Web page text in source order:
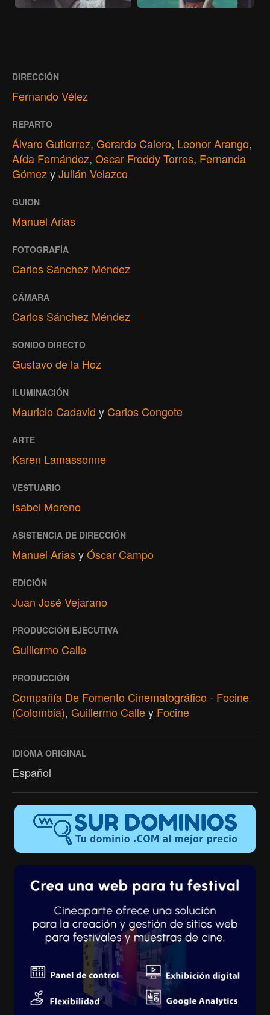
DIRECCIÓN
Fernando Vélez
REPARTO
Álvaro Gutierrez, Gerardo Calero, Leonor Arango,
Aída Fernández, Oscar Freddy Torres, Fernanda
Gómez yJulián Velazco
GUION
Manuel Arias
FOTOGRAFÍA
Carlos Sánchez Méndez
CÁMARA
Carlos Sánchez Méndez
SONIDO DIRECTO
Gustavo de la Hoz
ILUMINACIÓN
Mauricio Cadavid y Carlos Congote
ARTE
Karen Lamassonne
VESTUARIO
Isabel Moreno
ASISTENCIA DE DIRECCIÓN
Manuel AriasyÓscar Campo
EDICIÓN
Juan José Vejarano
PRODUCCIÓN EJECUTIVA
Guillermo Calle
PRODUCCIÓN
Compañía De Fomento Cinematográfico - Focine
(Colombia), Guillermo Calley Focine
IDIOMA ORIGINAL
Español